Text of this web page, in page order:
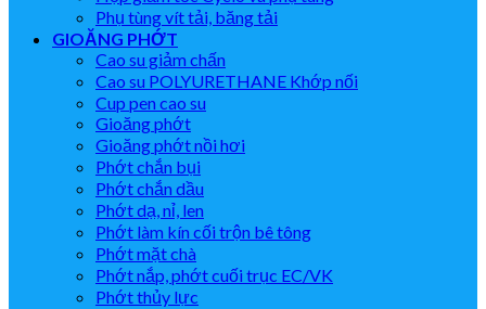
Phụ tùng vít tải, băng tải
GIOĂNG PHỚT
Cao su giảm chấn
Cao su POLYURETHANE Khớp nối
Cup pen cao su
Gioăng phớt
Gioăng phớt nồi hơi
Phớt chắn bụi
Phớt chắn dầu
Phớt dạ, nỉ, len
Phớt làm kín cối trộn bê tông
Phớt mặt chà
Phớt nắp, phớt cuối trục EC/VK
Phớt thủy lực